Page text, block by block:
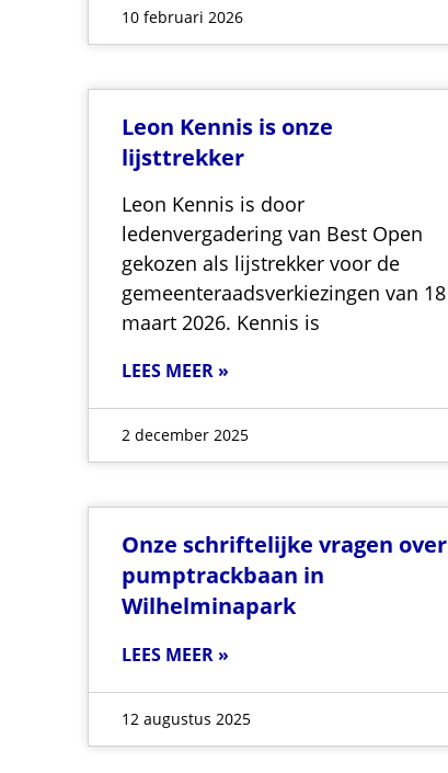
10 februari 2026
Leon Kennis is onze
lijsttrekker
Leon Kennis is door
ledenvergadering van Best Open
gekozen als lijstrekker voor de
gemeenteraadsverkiezingen van 18
maart 2026. Kennis is
LEES MEER »
2 december 2025
Onze schriftelijke vragen over
pumptrackbaan in
Wilhelminapark
LEES MEER »
12 augustus 2025